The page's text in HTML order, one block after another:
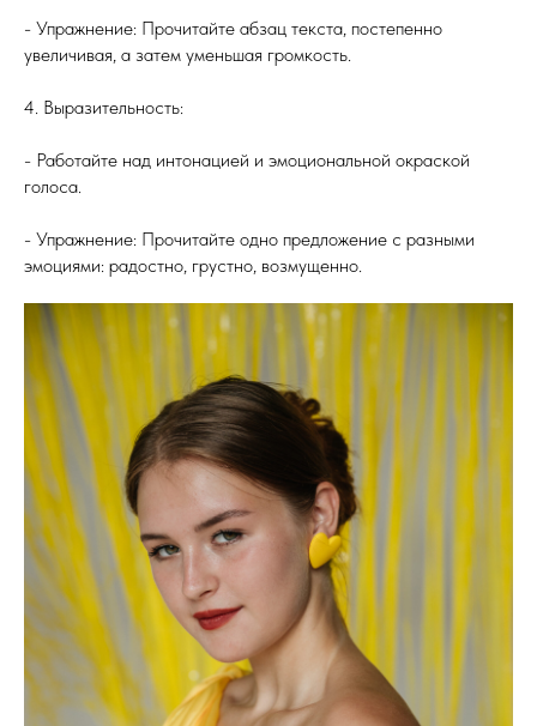
- Упражнение: Прочитайте абзац текста, постепенно
увеличивая, а затем уменьшая громкость.
4. Выразительность:
- Работайте над интонацией и эмоциональной окраской
голоса.
- Упражнение: Прочитайте одно предложение с разными
эмоциями: радостно, грустно, возмущенно.